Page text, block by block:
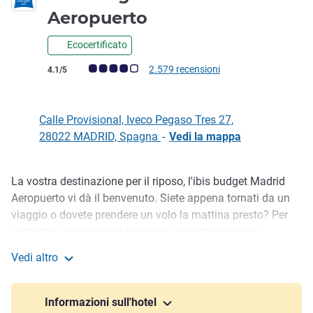
Aeropuerto
Ecocertificato
Giudizio clienti (Valutazione ALL)
4.1/5 2.579 recensioni
Calle Provisional, Iveco Pegaso Tres 27,
28022 MADRID, Spagna - Vedi la mappa
Descrizione
La vostra destinazione per il riposo, l'ibis budget Madrid
Aeropuerto vi dà il benvenuto. Siete appena tornati da un
viaggio o dovete prendere un volo la mattina presto? Per
andare in aeroporto? Vi ci portiamo noi! Chiedeteci i
dettagli del nostro servizio di trasferimento aeroportuale. Vi
invieremo gli orari disponibili e il link per la prenotazione (6
Vedi altro
Informazioni sull'hotel